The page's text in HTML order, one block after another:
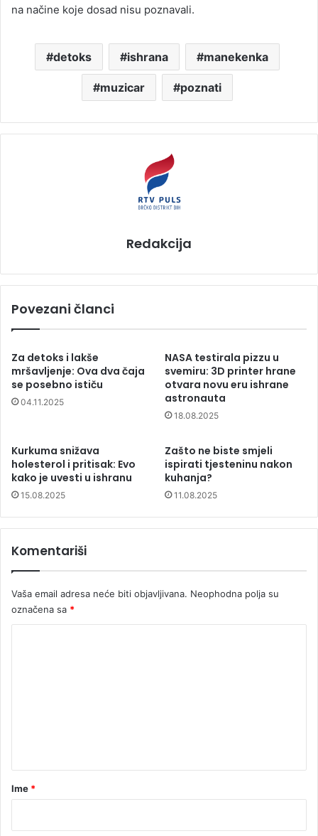
na načine koje dosad nisu poznavali.
detoks ishrana manekenka
muzicar poznati
Redakcija
Povezani članci
Za detoks i lakše
mršavljenje: Ova dva čaja
se posebno ističu
04.11.2025
NASA testirala pizzu u
svemiru: 3D printer hrane
otvara novu eru ishrane
astronauta
18.08.2025
Kurkuma snižava
holesterol i pritisak: Evo
kako je uvesti u ishranu
15.08.2025
Zašto ne biste smjeli
ispirati tjesteninu nakon
kuhanja?
11.08.2025
Komentariši
Vaša email adresa neće biti objavljivana. Neophodna polja su
označena sa *
rIme *